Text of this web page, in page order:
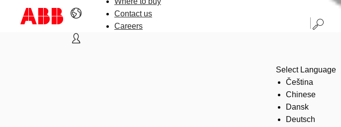
Contact us
Careers
Select Language
Čeština
Chinese
Dansk
Deutsch